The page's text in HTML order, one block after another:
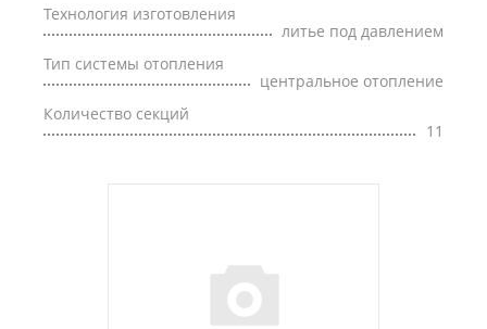
Технология изготовления
литье под давлением
Тип системы отопления
центральное отопление
Количество секций
11